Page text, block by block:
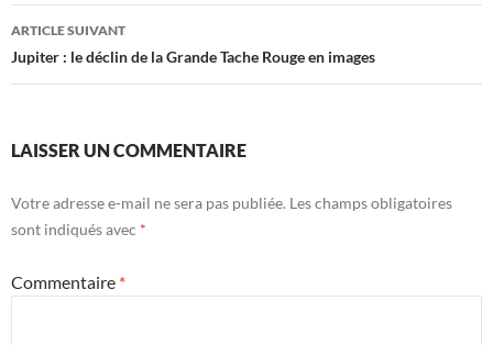
articles
ARTICLE SUIVANT
Jupiter : le déclin de la Grande Tache Rouge en images
LAISSER UN COMMENTAIRE
Votre adresse e-mail ne sera pas publiée. Les champs obligatoires
sont indiqués avec *
Commentaire *